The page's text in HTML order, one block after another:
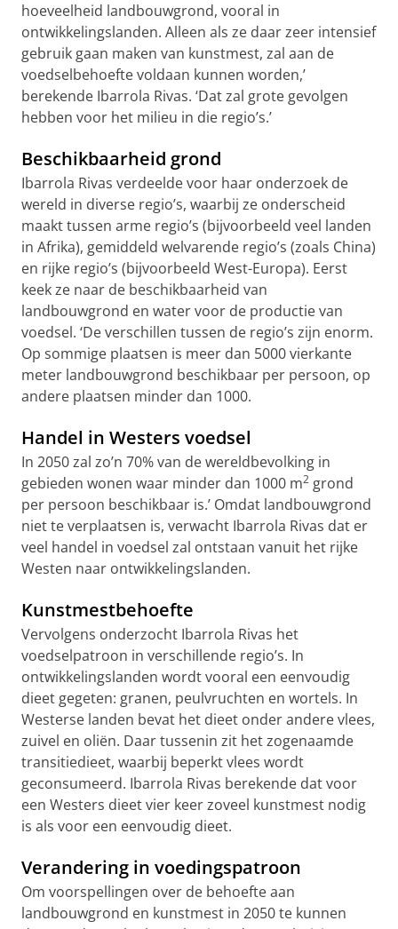
hoeveelheid landbouwgrond, vooral in
ontwikkelingslanden. Alleen als ze daar zeer intensief
gebruik gaan maken van kunstmest, zal aan de
voedselbehoefte voldaan kunnen worden,’
berekende Ibarrola Rivas. ‘Dat zal grote gevolgen
hebben voor het milieu in die regio’s.’
Beschikbaarheid grond
Ibarrola Rivas verdeelde voor haar onderzoek de
wereld in diverse regio’s, waarbij ze onderscheid
maakt tussen arme regio’s (bijvoorbeeld veel landen
in Afrika), gemiddeld welvarende regio’s (zoals China)
en rijke regio’s (bijvoorbeeld West-Europa). Eerst
keek ze naar de beschikbaarheid van
landbouwgrond en water voor de productie van
voedsel. ‘De verschillen tussen de regio’s zijn enorm.
Op sommige plaatsen is meer dan 5000 vierkante
meter landbouwgrond beschikbaar per persoon, op
andere plaatsen minder dan 1000.
Handel in Westers voedsel
In 2050 zal zo’n 70% van de wereldbevolking in
gebieden wonen waar minder dan 1000 m2 grond
per persoon beschikbaar is.’ Omdat landbouwgrond
niet te verplaatsen is, verwacht Ibarrola Rivas dat er
veel handel in voedsel zal ontstaan vanuit het rijke
Westen naar ontwikkelingslanden.
Kunstmestbehoefte
Vervolgens onderzocht Ibarrola Rivas het
voedselpatroon in verschillende regio’s. In
ontwikkelingslanden wordt vooral een eenvoudig
dieet gegeten: granen, peulvruchten en wortels. In
Westerse landen bevat het dieet onder andere vlees,
zuivel en oliën. Daar tussenin zit het zogenaamde
transitiedieet, waarbij beperkt vlees wordt
geconsumeerd. Ibarrola Rivas berekende dat voor
een Westers dieet vier keer zoveel kunstmest nodig
is als voor een eenvoudig dieet.
Verandering in voedingspatroon
Om voorspellingen over de behoefte aan
landbouwgrond en kunstmest in 2050 te kunnen